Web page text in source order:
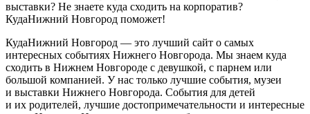
выставки? Не знаете куда сходить на корпоратив?
КудаНижний Новгород поможет!
КудаНижний Новгород — это лучший сайт о самых
интересных событиях Нижнего Новгорода. Мы знаем куда
сходить в Нижнем Новгороде с девушкой, с парнем или
большой компанией. У нас только лучшие события, музеи
и выставки Нижнего Новгорода. События для детей
и их родителей, лучшие достопримечательности и интересные